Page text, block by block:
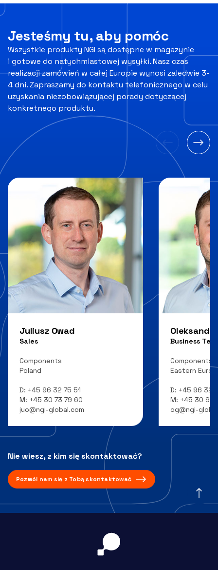
Jesteśmy tu, aby pomóc
Wszystkie produkty NGI są dostępne w magazynie
i gotowe do natychmiastowej wysyłki. Nasz czas
realizacji zamówień w całej Europie wynosi zaledwie 3-
4 dni. Zapraszamy do kontaktu telefonicznego w celu
uzyskania niezobowiązującej porady dotyczącej
konkretnego produktu.
Juliusz Owad
Sales
Components
Poland
D: +45 96 32 75 51
M: +45 30 73 79 60
juo@ngi-global.com
Oleksandr
Business
Components
Eastern
D: +45 96 32
M: +45 30 95
og@ngi-
Nie wiesz, z kim się skontaktować?
Pozwól nam się z Tobą skontaktować